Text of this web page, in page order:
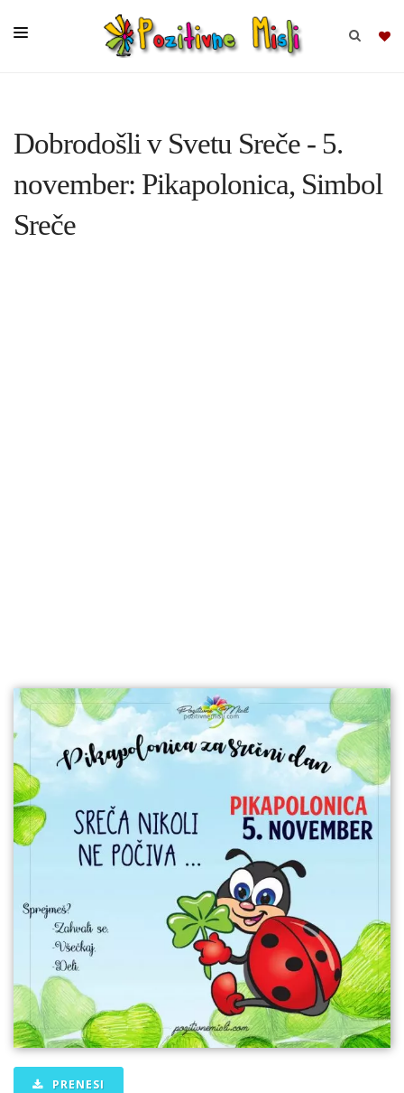
MISLI
KOMPLETI
Dobrodošli v Svetu Sreče - 5.
november: Pikapolonica, Simbol
Sreče
PRENESI